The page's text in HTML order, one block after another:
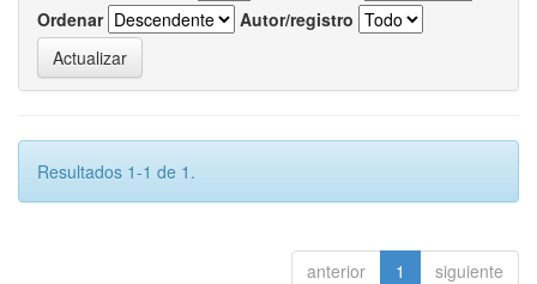
Ordenar
Autor/registro
Resultados 1-1 de 1.
anterior 1 siguiente